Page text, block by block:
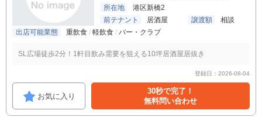
所在地
港区新橋2
前テナント
居酒屋 譲渡額
相談
出店可能業態
重飲食 軽飲食 バー・クラブ
SL広場徒歩2分！1軒目飲み需要を狙える10坪居酒屋居抜き
登録日：2026-08-04
お気に入り
30秒で完了！
無料問い合わせ